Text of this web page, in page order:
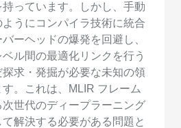
っています。しかし、手動
うにコンパイラ技術に統合
ーヘッドの爆発を回避し、
ル間の最適化リンクを行う
求・発掘が必要な未知の領
。これは、MLIR フレーム
世代のディープラーニング
解決する必要がある問題と